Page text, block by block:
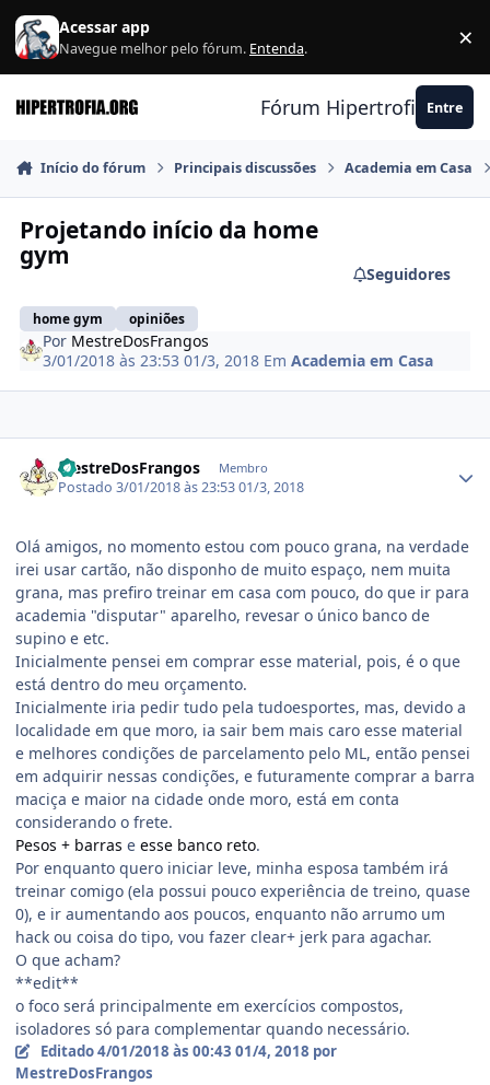
Ir para conteúdo
Acessar app
Navegue melhor pelo fórum. Entenda. ×
Fórum Hipertrofia.org
Entre
Início do fórum Principais discussões Academia em Casa
Projetando início da home
gym
home gym opiniões
Seguidores
Por MestreDosFrangos
3/01/2018 às 23:5301/3, 2018 EmAcademia em Casa
MestreDosFrangos Membro
Postado3/01/2018 às 23:5301/3, 2018
Olá amigos, no momento estou com pouco grana, na verdade
irei usar cartão, não disponho de muito espaço, nem muita
grana, mas prefiro treinar em casa com pouco, do que ir para
academia "disputar" aparelho, revesar o único banco de
supino e etc.
Inicialmente pensei em comprar esse material, pois, é o que
está dentro do meu orçamento.
Inicialmente iria pedir tudo pela tudoesportes, mas, devido a
localidade em que moro, ia sair bem mais caro esse material
e melhores condições de parcelamento pelo ML, então pensei
em adquirir nessas condições, e futuramente comprar a barra
maciça e maior na cidade onde moro, está em conta
considerando o frete.
Pesos + barras e esse banco reto.
Por enquanto quero iniciar leve, minha esposa também irá
treinar comigo (ela possui pouco experiência de treino, quase
0), e ir aumentando aos poucos, enquanto não arrumo um
hack ou coisa do tipo, vou fazer clear+ jerk para agachar.
O que acham?
**edit**
o foco será principalmente em exercícios compostos,
isoladores só para complementar quando necessário.
Editado4/01/2018 às 00:43 01/4, 2018 por
MestreDosFrangos